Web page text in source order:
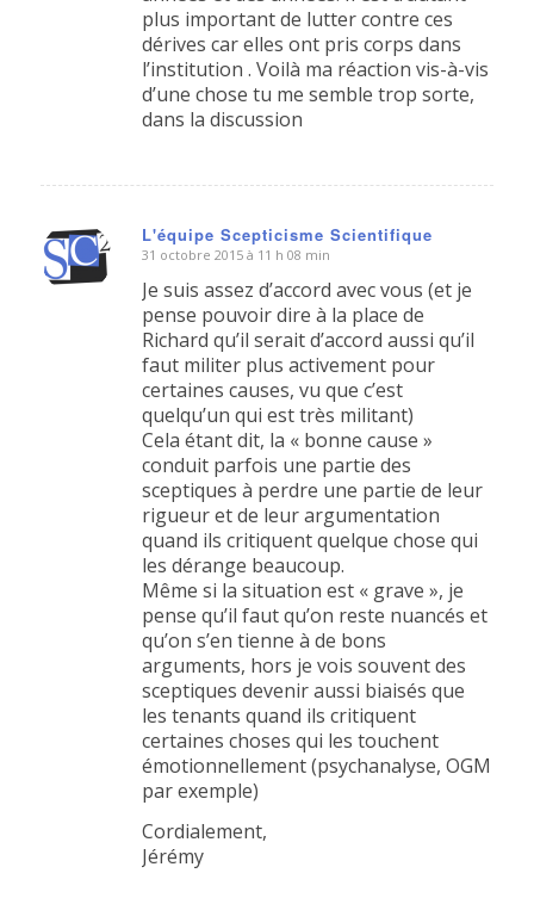
plus important de lutter contre ces
dérives car elles ont pris corps dans
l’institution . Voilà ma réaction vis-à-vis
d’une chose tu me semble trop sorte,
dans la discussion
L'équipe Scepticisme Scientifique
dit
:
31 octobre 2015 à 11 h 08 min
Je suis assez d’accord avec vous (et je
pense pouvoir dire à la place de
Richard qu’il serait d’accord aussi qu’il
faut militer plus activement pour
certaines causes, vu que c’est
quelqu’un qui est très militant)
Cela étant dit, la « bonne cause »
conduit parfois une partie des
sceptiques à perdre une partie de leur
rigueur et de leur argumentation
quand ils critiquent quelque chose qui
les dérange beaucoup.
Même si la situation est « grave », je
pense qu’il faut qu’on reste nuancés et
qu’on s’en tienne à de bons
arguments, hors je vois souvent des
sceptiques devenir aussi biaisés que
les tenants quand ils critiquent
certaines choses qui les touchent
émotionnellement (psychanalyse, OGM
par exemple)
Cordialement,
Jérémy